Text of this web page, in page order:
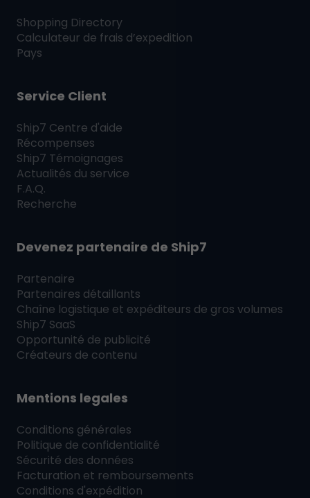
Shopping Directory
Calculateur de frais d’expedition
Pays
Service Client
Ship7 Centre d'aide
Récompenses
Ship7 Témoignages
Actualités du service
F.A.Q.
Recherche
Devenez partenaire de Ship7
Partenaire
Partenaires détaillants
Chaîne logistique et expéditeurs de gros volumes
Ship7 SaaS
Opportunité de publicité
Créateurs de contenu
Mentions legales
Conditions générales
Politique de confidentialité
Sécurité des données
Facturation et remboursements
Conditions d'expédition